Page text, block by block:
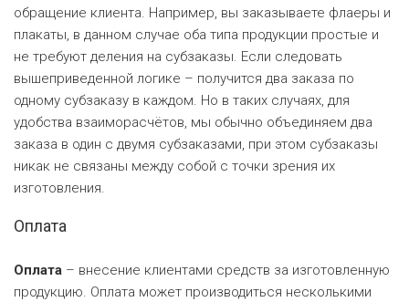
обращение клиента. Например, вы заказываете флаеры и
плакаты, в данном случае оба типа продукции простые и
не требуют деления на субзаказы. Если следовать
вышеприведенной логике – получится два заказа по
одному субзаказу в каждом. Но в таких случаях, для
удобства взаиморасчётов, мы обычно объединяем два
заказа в один с двумя субзаказами, при этом субзаказы
никак не связаны между собой с точки зрения их
изготовления.
Оплата
Оплата – внесение клиентами средств за изготовленную
продукцию. Оплата может производиться несколькими